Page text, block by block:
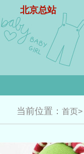
北京总站
当前位置： 首页>